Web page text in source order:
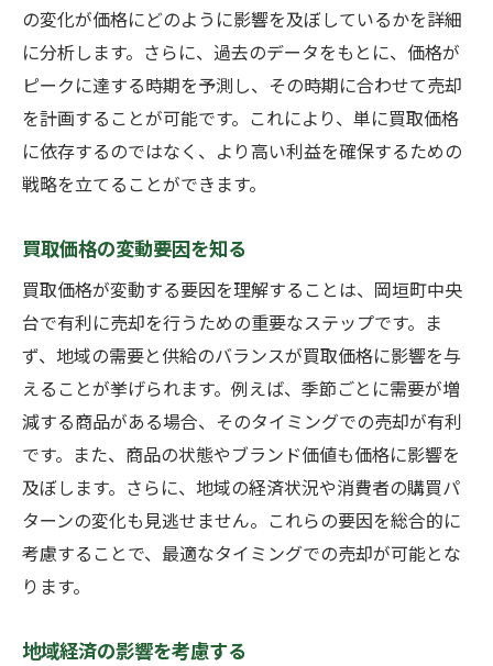
地元市場動向を把握して賢い売却を目指す
地域経済の動きと買取価格
地元のバイヤーの動向分析
地域特化型の売却戦略
市場動向に基づく判断方法
地域コミュニティからの情報収集
買取価格相場を利用した賢い売却のステップ
相場情報を基にした価格設定
売却タイミングの最適化
相場に基づいた交渉術
情報収集の重要性と方法
価格相場を活かした販売計画
相場を常にチェックする習慣
信頼できる地元業者を見つけるためのヒント
地元業者の長所と短所
の変化が価格にどのように影響を及ぼしているかを詳細
に分析します。さらに、過去のデータをもとに、価格が
ピークに達する時期を予測し、その時期に合わせて売却
を計画することが可能です。これにより、単に買取価格
に依存するのではなく、より高い利益を確保するための
戦略を立てることができます。
買取価格の変動要因を知る
買取価格が変動する要因を理解することは、岡垣町中央
台で有利に売却を行うための重要なステップです。ま
ず、地域の需要と供給のバランスが買取価格に影響を与
えることが挙げられます。例えば、季節ごとに需要が増
減する商品がある場合、そのタイミングでの売却が有利
です。また、商品の状態やブランド価値も価格に影響を
及ぼします。さらに、地域の経済状況や消費者の購買パ
ターンの変化も見逃せません。これらの要因を総合的に
考慮することで、最適なタイミングでの売却が可能とな
ります。
地域経済の影響を考慮する